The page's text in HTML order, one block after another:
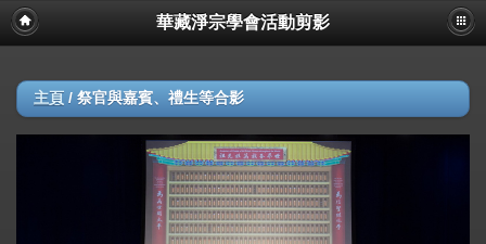
華藏淨宗學會活動剪影
主頁 / 祭官與嘉賓、禮生等合影​